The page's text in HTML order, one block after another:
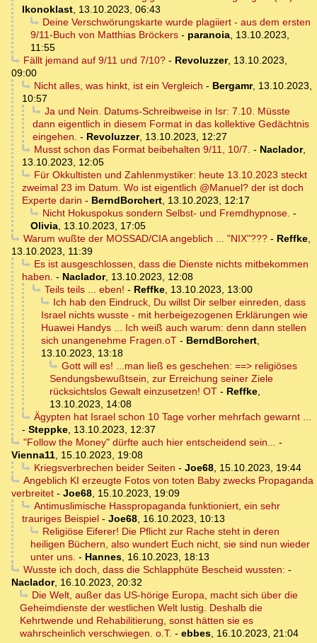
Ikonoklast, 13.10.2023, 06:43
Deine Verschwörungskarte wurde plagiiert - aus dem ersten
9/11-Buch von Matthias Bröckers - paranoia, 13.10.2023,
11:55
Fällt jemand auf 9/11 und 7/10?- Revoluzzer, 13.10.2023,
09:00
Nicht alles, was hinkt, ist ein Vergleich - Bergamr, 13.10.2023,
10:57
Ja und Nein. Datums-Schreibweise in Isr: 7.10. Müsste
dann eigentlich in diesem Format in das kollektive Gedächtnis
eingehen. - Revoluzzer, 13.10.2023, 12:27
Musst schon das Format beibehalten 9/11, 10/7. - Naclador,
13.10.2023, 12:05
Für Okkultisten und Zahlenmystiker: heute 13.10.2023 steckt
zweimal 23 im Datum. Wo ist eigentlich @Manuel? der ist doch
Experte darin - BerndBorchert, 13.10.2023, 12:17
Nicht Hokuspokus sondern Selbst- und Fremdhypnose. -
Olivia, 13.10.2023, 17:05
Warum wußte der MOSSAD/CIA angeblich ... "NIX"???- Reffke,
13.10.2023, 11:39
Es ist ausgeschlossen, dass die Dienste nichts mitbekommen
haben. - Naclador, 13.10.2023, 12:08
Teils teils ... eben! - Reffke, 13.10.2023, 13:00
Ich hab den Eindruck, Du willst Dir selber einreden, dass
Israel nichts wusste - mit herbeigezogenen Erklärungen wie
Huawei Handys ... Ich weiß auch warum: denn dann stellen
sich unangenehme Fragen.oT - BerndBorchert,
13.10.2023, 13:18
Gott will es! ...man ließ es geschehen: ==> religiöses
Sendungsbewußtsein, zur Erreichung seiner Ziele
rücksichtslos Gewalt einzusetzen! OT - Reffke,
13.10.2023, 14:08
Ägypten hat Israel schon 10 Tage vorher mehrfach gewarnt ...
- Steppke, 13.10.2023, 12:37
"Follow the Money" dürfte auch hier entscheidend sein... -
Vienna11, 15.10.2023, 19:08
Kriegsverbrechen beider Seiten - Joe68, 15.10.2023, 19:44
Angeblich KI erzeugte Fotos von toten Baby zwecks Propaganda
verbreitet - Joe68, 15.10.2023, 19:09
Antimuslimische Hasspropaganda funktioniert, ein sehr
trauriges Beispiel - Joe68, 16.10.2023, 10:13
Religiöse Eiferer! Die Pflicht zur Rache steht in deren
heiligen Büchern, also wundert Euch nicht, sie sind nun wieder
unter uns. - Hannes, 16.10.2023, 18:13
Wusste ich doch, dass die Schlapphüte Bescheid wussten: -
Naclador, 16.10.2023, 20:32
Die Welt, außer das US-hörige Europa, macht sich über die
Geheimdienste der westlichen Welt lustig. Deshalb die
Kehrtwende und Rehabilitierung, sonst hätten sie es
wahrscheinlich verschwiegen. o.T. - ebbes, 16.10.2023, 21:04